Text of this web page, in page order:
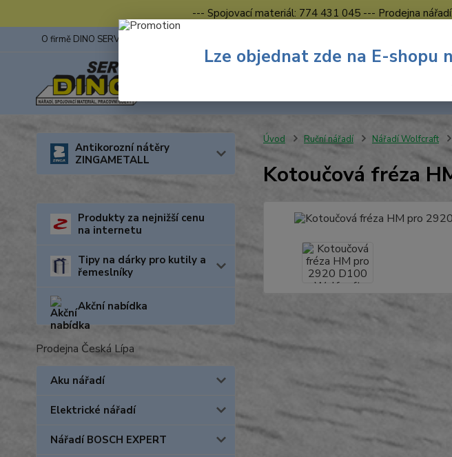
--- Spojovací materiál: 774 431 045 --- Prodejna
O firmě DINO SERVIS s.r.o.
Antikorozní nátěry
ZINGAMETALL
Produkty za nejnižší cenu
na internetu
Tipy na dárky pro kutily a
řemeslníky
Akční nabídka
Prodejna Česká Lípa
Aku nářadí
Elektrické nářadí
Nářadí BOSCH EXPERT
Úvod Ruční nářadí Nářadí Wolfcraft
Kotoučová fréza
Lze objednat zde na E-shopu